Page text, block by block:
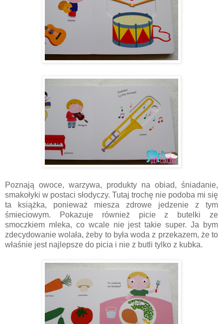
Poznają owoce, warzywa, produkty na obiad, śniadanie,
smakołyki w postaci słodyczy. Tutaj trochę nie podoba mi się
ta książka, ponieważ miesza zdrowe jedzenie z tym
śmieciowym. Pokazuje również picie z butelki ze
smoczkiem mleka, co wcale nie jest takie super. Ja bym
zdecydowanie wolała, żeby to była woda z przekazem, że to
właśnie jest najlepsze do picia i nie z butli tylko z kubka.